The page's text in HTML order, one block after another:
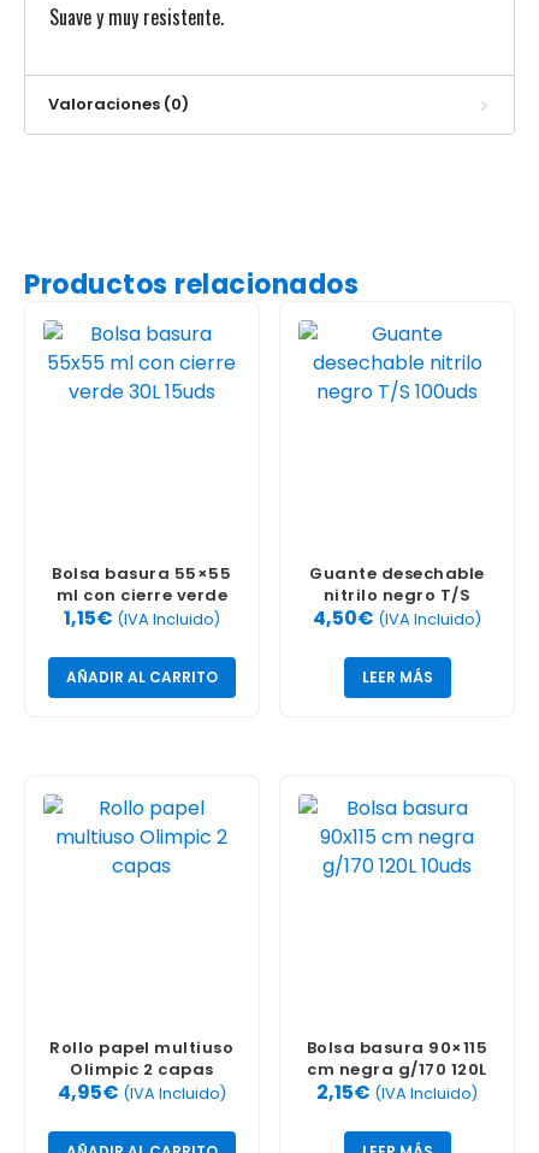
Suave y muy resistente.
Valoraciones (0)
Productos relacionados
Bolsa basura 55×55
ml con cierre verde
30L 15uds
1,15€ (IVA Incluido)
AÑADIR AL CARRITO
Guante desechable
nitrilo negro T/S
100uds
4,50€ (IVA Incluido)
LEER MÁS
Rollo papel multiuso
Olimpic 2 capas
4,95€ (IVA Incluido)
Bolsa basura 90×115
cm negra g/170 120L
10uds
2,15€ (IVA Incluido)